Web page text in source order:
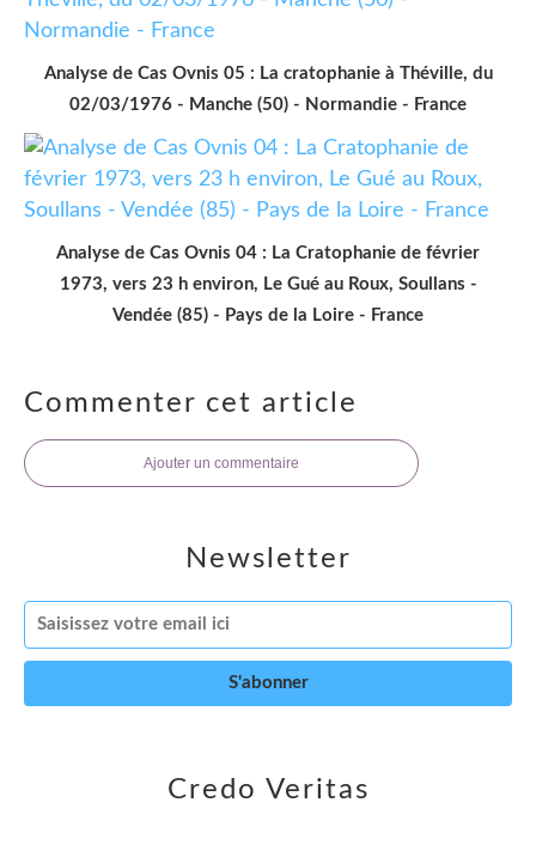
Analyse de Cas Ovnis 05 : La cratophanie à Théville, du
02/03/1976 - Manche (50) - Normandie - France
Analyse de Cas Ovnis 04 : La Cratophanie de février
1973, vers 23 h environ, Le Gué au Roux, Soullans -
Vendée (85) - Pays de la Loire - France
Commenter cet article
Ajouter un commentaire
Newsletter
Credo Veritas